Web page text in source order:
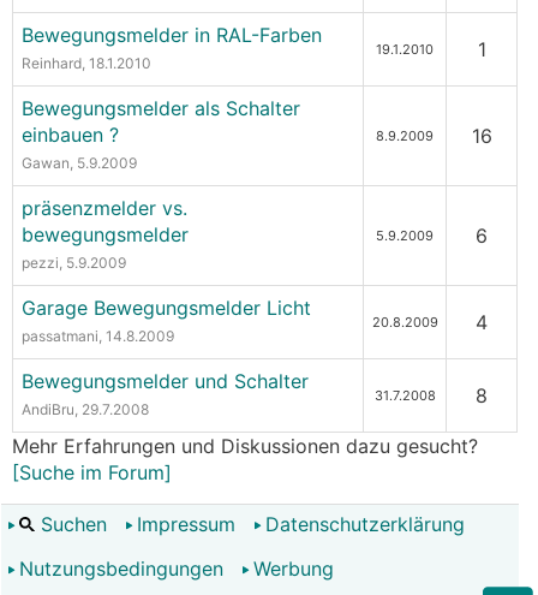
Bewegungsmelder in RAL-Farben
Reinhard, 18.1.2010
19.1.2010 1
Bewegungsmelder als Schalter
einbauen ?
Gawan, 5.9.2009
8.9.2009 16
präsenzmelder vs.
bewegungsmelder
pezzi, 5.9.2009
5.9.2009 6
Garage Bewegungsmelder Licht
passatmani, 14.8.2009
20.8.2009 4
Bewegungsmelder und Schalter
AndiBru, 29.7.2008
31.7.2008 8
Mehr Erfahrungen und Diskussionen dazu gesucht?
[Suche im Forum]
Suchen Impressum
Datenschutzerklärung
Nutzungsbedingungen
Werbung